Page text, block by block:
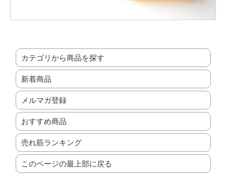
カテゴリから商品を探す
新着商品
メルマガ登録
おすすめ商品
売れ筋ランキング
このページの最上部に戻る